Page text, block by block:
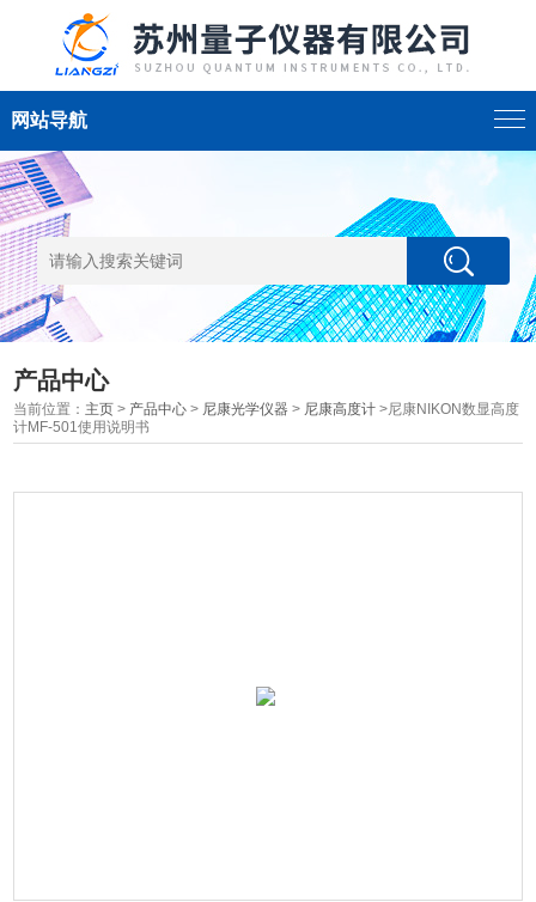
网站导航
产品中心
当前位置： 主页 > 产品中心 > 尼康光学仪器 > 尼康高度计 >尼康NIKON数显高度
计MF-501使用说明书